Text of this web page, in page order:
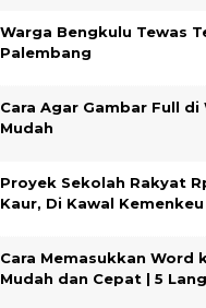
Warga Bengkulu Tewas
Palembang
Cara Agar Gambar Full di
Mudah
Proyek Sekolah Rakyat
Kaur, Di Kawal Kemenkeu
Cara Memasukkan Word
Mudah dan Cepat | 5